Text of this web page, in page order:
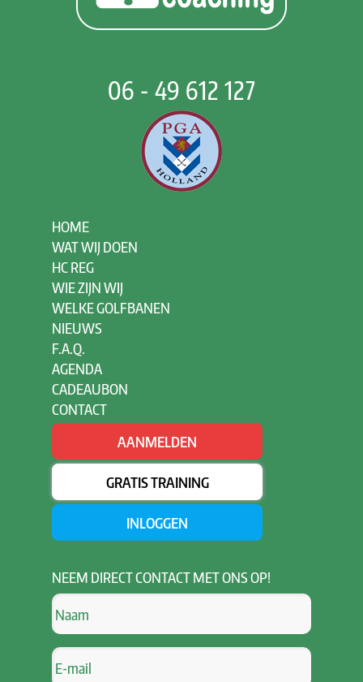
06 - 49 612 127
HOME
WAT WIJ DOEN
HC REG
WIE ZIJN WIJ
WELKE GOLFBANEN
NIEUWS
F.A.Q.
AGENDA
CADEAUBON
CONTACT
AANMELDEN
GRATIS TRAINING
INLOGGEN
NEEM DIRECT CONTACT MET ONS OP!